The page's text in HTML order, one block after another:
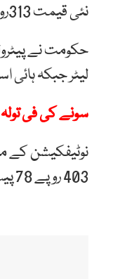
نئی قیمت 313روپے 44 پیسے فی لیٹر ہوگئی ہے۔
لیٹر جبکہ ہائی اسپیڈ ڈیزل کی
سونے کی فی تولہ قیمت 4 لاکھ 75 ہزار
403 روپے 78 پیسے فی لیٹر ہو گئی ہے۔